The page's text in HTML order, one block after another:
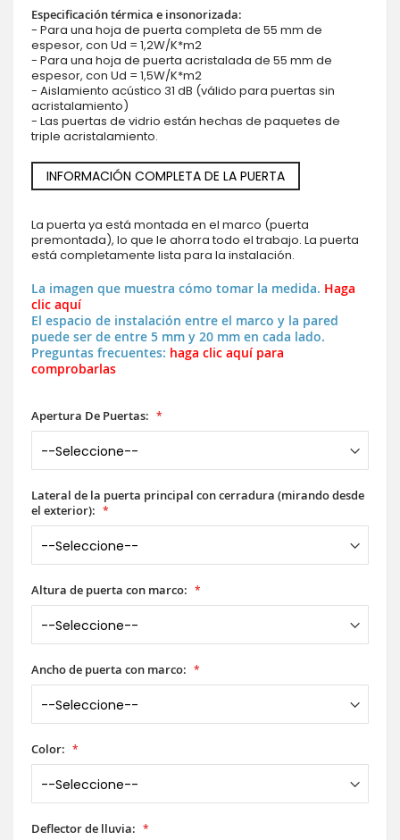
Especificación térmica e insonorizada:
- Para una hoja de puerta completa de 55 mm de
espesor, con Ud = 1,2W/K*m2
- Para una hoja de puerta acristalada de 55 mm de
espesor, con Ud = 1,5W/K*m2
- Aislamiento acústico 31 dB (válido para puertas sin
acristalamiento)
- Las puertas de vidrio están hechas de paquetes de
triple acristalamiento.
INFORMACIÓN COMPLETA DE LA PUERTA
La puerta ya está montada en el marco (puerta
premontada), lo que le ahorra todo el trabajo. La puerta
está completamente lista para la instalación.
La imagen que muestra cómo tomar la medida. Haga
clic aquí
El espacio de instalación entre el marco y la pared
puede ser de entre 5 mm y 20 mm en cada lado.
Preguntas frecuentes: haga clic aquí para
comprobarlas
Apertura De Puertas:
Lateral de la puerta principal con cerradura (mirando desde
el exterior):
Altura de puerta con marco:
Ancho de puerta con marco:
Color:
Deflector de lluvia: